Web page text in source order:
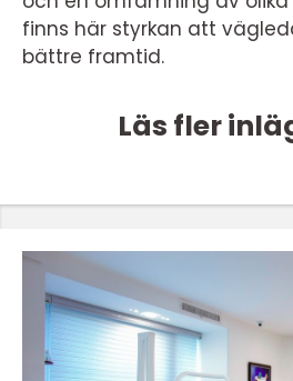
finns här styrkan att
bättre framtid.
Läs fler